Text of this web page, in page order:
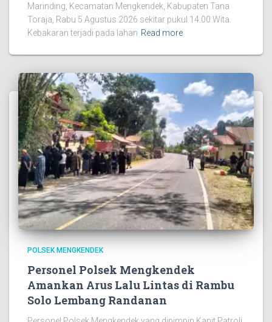
Marinding, Kecamatan Mengkendek, Kabupaten Tana
Toraja, Rabu 5 Agustus 2026 sekitar pukul 14.00 Wita.
Kebakaran terjadi pada lahan Read more
POLSEK MENGKENDEK
Personel Polsek Mengkendek
Amankan Arus Lalu Lintas di Rambu
Solo Lembang Randanan